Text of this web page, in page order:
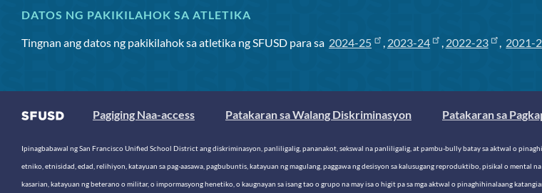
DATOS NG PAKIKILAHOK SA ATLETIKA
Tingnan ang datos ng pakikilahok sa atletika ng SFUSD para sa 2024-25 , 2023-24 , 2022-23 , 2021-
Pagiging Naa-access Patakaran sa Walang Diskriminasyon Patakaran sa
Ipinagbabawal ng San Francisco Unified School District ang diskriminasyon, panliligalig, pananakot, sekswal na panliligalig, at pambu-bully batay sa aktwal o
etniko, etnisidad, edad, relihiyon, katayuan sa pag-aasawa, pagbubuntis, katayuan ng magulang, paggawa ng desisyon sa kalusugang reproduktibo, pisikal o mental
kasarian, katayuan ng beterano o militar, o impormasyong henetiko, o kaugnayan sa isang tao o grupo na may isa o higit pa sa mga aktwal o pinaghihinalaang